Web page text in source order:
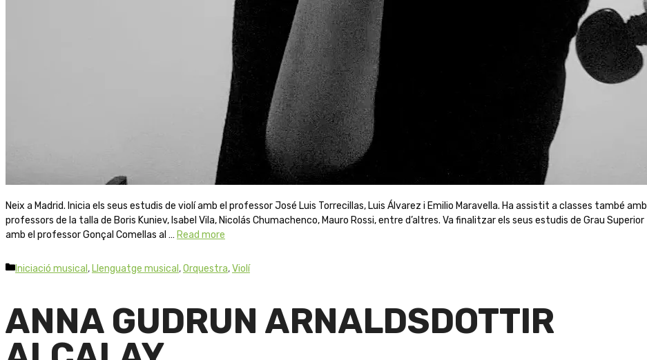
Neix a Madrid. Inicia els seus estudis de violí amb el professor José Luis Torrecillas, Luis Álvarez i Emilio Maravella. Ha assistit a classes també amb
professors de la talla de Boris Kuniev, Isabel Vila, Nicolás Chumachenco, Mauro Rossi, entre d’altres. Va finalitzar els seus estudis de Grau Superior
amb el professor Gonçal Comellas al … Read more
Iniciació musical , Llenguatge musical ,Orquestra,Violí
ANNA GUDRUN ARNALDSDOTTIR